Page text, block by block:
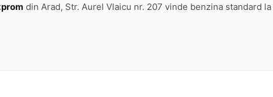
din Arad, Str. Aurel Vlaicu nr. 207 vinde benzina standard la